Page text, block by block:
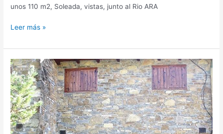
unos 110 m2, Soleada, vistas, junto al Rio ARA
Leer más »
CASA
ADOSADA
CON
JARDIN
Y
GARAJE
EN